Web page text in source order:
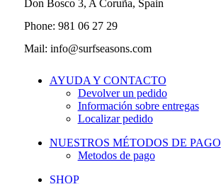
Don Bosco 3, A Coruña, Spain
Phone: 981 06 27 29
Mail: info@surfseasons.com
AYUDA Y CONTACTO
Devolver un pedido
Información sobre entregas
Localizar pedido
NUESTROS MÉTODOS DE PAGO
Metodos de pago
SHOP